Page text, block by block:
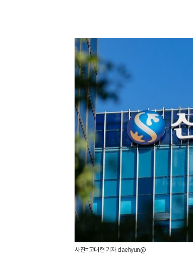
사진=고대현 기자 daehyun@